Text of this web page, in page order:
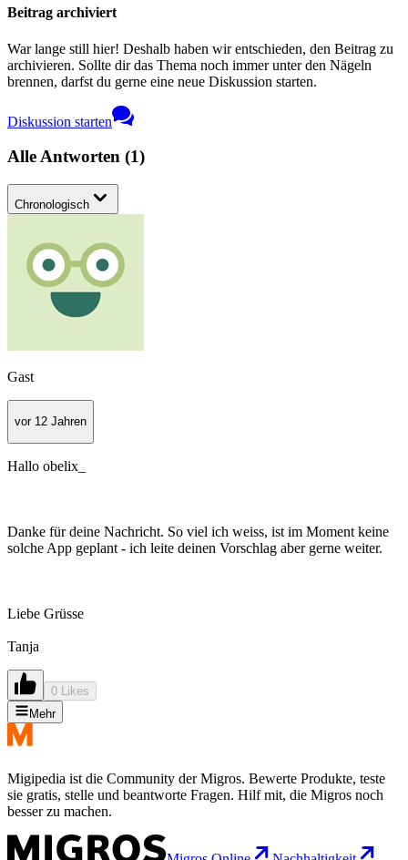
Beitrag archiviert
War lange still hier! Deshalb haben wir entschieden, den Beitrag zu
archivieren. Sollte dir das Thema noch immer unter den Nägeln
brennen, darfst du gerne eine neue Diskussion starten.
Diskussion starten
Alle Antworten (1)
Chronologisch
Gast
vor 12 Jahren
Hallo obelix_
Danke für deine Nachricht. So viel ich weiss, ist im Moment keine
solche App geplant - ich leite deinen Vorschlag aber gerne weiter.
Liebe Grüsse
Tanja
0 Likes
Mehr
Migipedia ist die Community der Migros. Bewerte Produkte, teste
sie gratis, stelle und beantworte Fragen. Hilf mit, die Migros noch
besser zu machen.